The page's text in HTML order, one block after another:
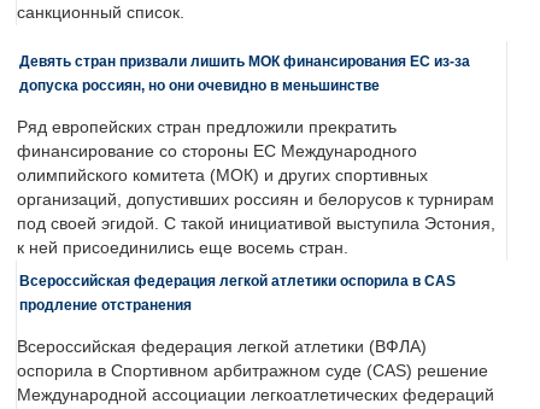
санкционный список.
Девять стран призвали лишить МОК финансирования ЕС из-за
допуска россиян, но они очевидно в меньшинстве
Ряд европейских стран предложили прекратить
финансирование со стороны ЕС Международного
олимпийского комитета (МОК) и других спортивных
организаций, допустивших россиян и белорусов к турнирам
под своей эгидой. С такой инициативой выступила Эстония,
к ней присоединились еще восемь стран.
Всероссийская федерация легкой атлетики оспорила в CAS
продление отстранения
Всероссийская федерация легкой атлетики (ВФЛА)
оспорила в Спортивном арбитражном суде (CAS) решение
Международной ассоциации легкоатлетических федераций